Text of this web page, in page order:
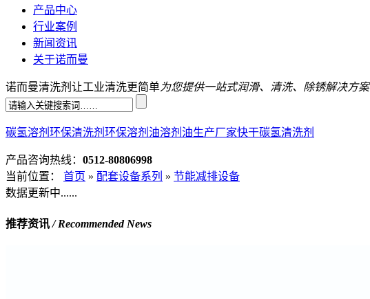
产品中心
行业案例
新闻资讯
关于诺而曼
诺而曼清洗剂让工业清洗更简单为您提供一站式润滑、清洗、除锈解决方案
碳氢溶剂 环保清洗剂 环保溶剂油溶剂油生产厂家快干碳氢清洗剂
产品咨询热线： 0512-80806998
当前位置：
首页 » 配套设备系列 » 节能减排设备
数据更新中......
推荐资讯/ Recommended News